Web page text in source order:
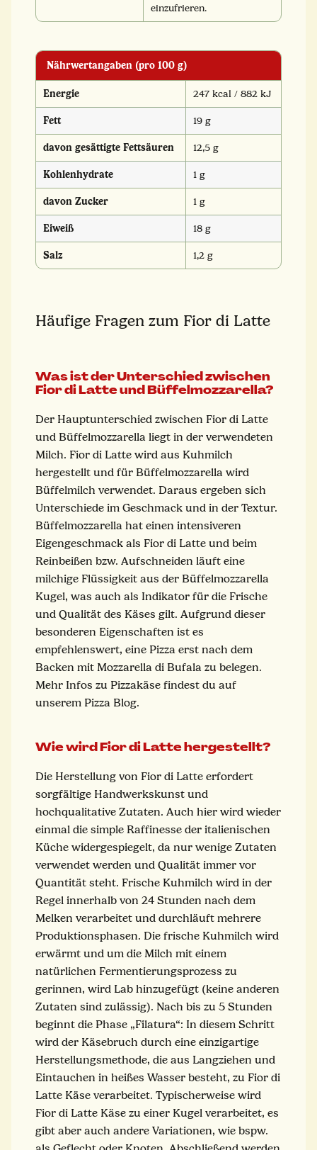
einzufrieren.
Nährwertangaben (pro 100 g)
Energie 247 kcal / 882 kJ
Fett 19 g
davon gesättigte Fettsäuren 12,5 g
Kohlenhydrate 1 g
davon Zucker 1 g
Eiweiß 18 g
Salz 1,2 g
Häufige Fragen zum Fior di Latte
Was ist der Unterschied zwischen
Fior di Latte und Büffelmozzarella?
Der Hauptunterschied zwischen Fior di Latte
und Büffelmozzarella liegt in der verwendeten
Milch. Fior di Latte wird aus Kuhmilch
hergestellt und für Büffelmozzarella wird
Büffelmilch verwendet. Daraus ergeben sich
Unterschiede im Geschmack und in der Textur.
Büffelmozzarella hat einen intensiveren
Eigengeschmack als Fior di Latte und beim
Reinbeißen bzw. Aufschneiden läuft eine
milchige Flüssigkeit aus der Büffelmozzarella
Kugel, was auch als Indikator für die Frische
und Qualität des Käses gilt. Aufgrund dieser
besonderen Eigenschaften ist es
empfehlenswert, eine Pizza erst nach dem
Backen mit Mozzarella di Bufala zu belegen.
Mehr Infos zu Pizzakäse findest du auf
unserem Pizza Blog.
Wie wird Fior di Latte hergestellt?
Die Herstellung von Fior di Latte erfordert
sorgfältige Handwerkskunst und
hochqualitative Zutaten. Auch hier wird wieder
einmal die simple Raffinesse der italienischen
Küche widergespiegelt, da nur wenige Zutaten
verwendet werden und Qualität immer vor
Quantität steht. Frische Kuhmilch wird in der
Regel innerhalb von 24 Stunden nach dem
Melken verarbeitet und durchläuft mehrere
Produktionsphasen. Die frische Kuhmilch wird
erwärmt und um die Milch mit einem
natürlichen Fermentierungsprozess zu
gerinnen, wird Lab hinzugefügt (keine anderen
Zutaten sind zulässig). Nach bis zu 5 Stunden
beginnt die Phase „Filatura“: In diesem Schritt
wird der Käsebruch durch eine einzigartige
Herstellungsmethode, die aus Langziehen und
Eintauchen in heißes Wasser besteht, zu Fior di
Latte Käse verarbeitet. Typischerweise wird
Fior di Latte Käse zu einer Kugel verarbeitet, es
gibt aber auch andere Variationen, wie bspw.